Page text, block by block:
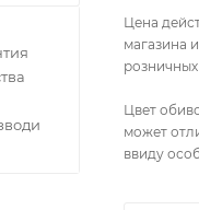
Цена
магазина
Цвет
может
ввиду